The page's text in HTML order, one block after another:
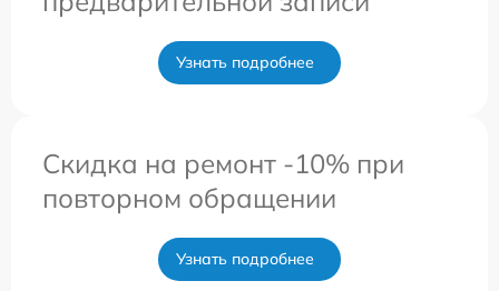
Узнать подробнее
Скидка на ремонт -10% при
повторном обращении
Узнать подробнее